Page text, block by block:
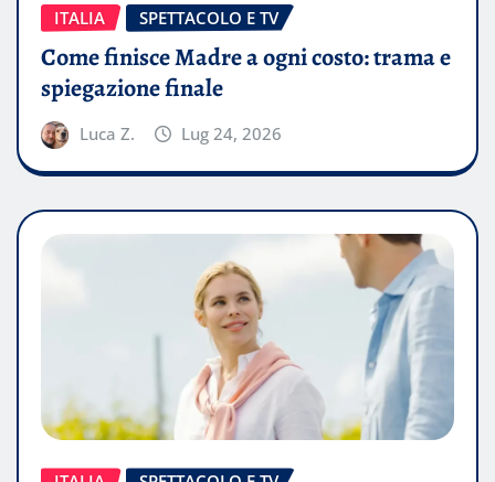
ITALIA SPETTACOLO E TV
Come finisce Madre a ogni costo: trama e
spiegazione finale
Luca Z. Lug 24, 2026